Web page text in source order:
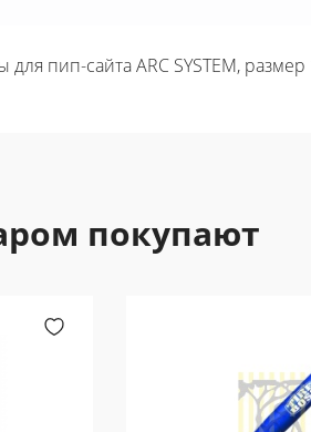
для пип-сайта ARC SYSTEM, размер
покупают